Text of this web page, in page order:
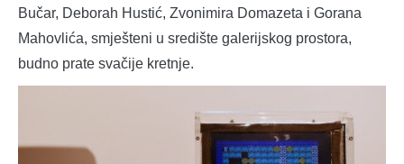
Bučar, Deborah Hustić, Zvonimira Domazeta i Gorana
Mahovlića, smješteni u središte galerijskog prostora,
budno prate svačije kretnje.